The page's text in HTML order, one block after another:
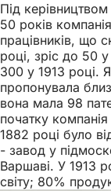
Під
50 років
працівників, що
році, зріс до 50
300 у 1913 році.
пропонувала
вона мала 98
початку
1882 році було
- завод у
Варшаві. У 1913
світу; 80%